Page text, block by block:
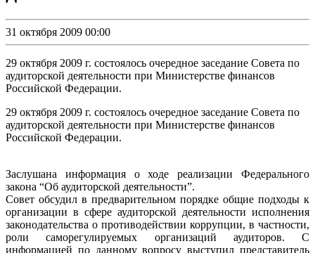
31 октября 2009 00:00
29 октября 2009 г. состоялось очередное заседание Совета по
аудиторской деятельности при Министерстве финансов
Российской Федерации.
29 октября 2009 г. состоялось очередное заседание Совета по
аудиторской деятельности при Министерстве финансов
Российской Федерации.
Заслушана информация о ходе реализации Федерального
закона “Об аудиторской деятельности”.
Совет обсудил в предварительном порядке общие подходы к
организации в сфере аудиторской деятельности исполнения
законодательства о противодействии коррупции, в частности,
роли саморегулируемых организаций аудиторов. С
информацией по данному вопросу выступил представитель